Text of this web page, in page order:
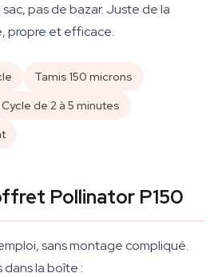
pas de bazar. Juste de la
propre et efficace.
Tamis 150 microns
Cycle de 2 à 5 minutes
Pollinator P150
sans montage compliqué.
la boîte :